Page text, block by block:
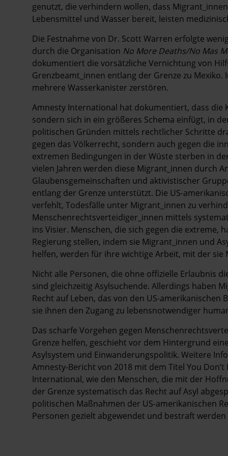
genutzt, die verhindern wollen, dass
Lebensmittel und Wasser bereit, leisten
Die Festnahme von Dr. Scott Warren erfolgte
durch die Organisation No More Deaths/No Mas
dokumentiert die vorsätzliche Vernichtung von
Grenzbeamt_innen entlang der Grenze zu
mehrere Wasserkanister zerstören.
Amnesty International hat dokumentiert, dass die
sondern sich in ein größeres Schema einfügt, in
politischen Gründen mittels rechtlicher Schritte
gegen das Völkerrecht, sondern auch gegen die
extremen Bedingungen in der Wüste sterben in
vielen Jahren werden diese Migrant_innen durch
Glaubensgemeinschaften und aktivistischer
entlang der Grenze unterstützt. Die US-
verfehlt, Todesfälle unter Migrant_innen zu
Menschenrechtsverteidiger_innen mittels
ins Visier. Menschen, die sich gegen die
Regierung stellen, indem sie Migrant_innen und
helfen, werden für ihre wichtige Arbeit, mit der
Nicht alle Personen, die ohne offizielle Erlaubnis
sind gleichzeitig Asylsuchende. Allerdings haben
Recht auf Leben, das von den US-
sie ihnen den Zugang zu lebensnotwendiger
Das scharfe Vorgehen gegen
Grenze helfen, geschieht vor dem Hintergrund
Asylsystem und Einwanderungspolitik. Weitere
Amnesty-Bericht von 2018 mit dem Titel You
International, wie den Menschen, die mit der
der Grenze systematisch das Recht auf Asyl
politischen Maßnahmen der US-amerikanischen
Personen gezielt abgewendet und bestraft werden